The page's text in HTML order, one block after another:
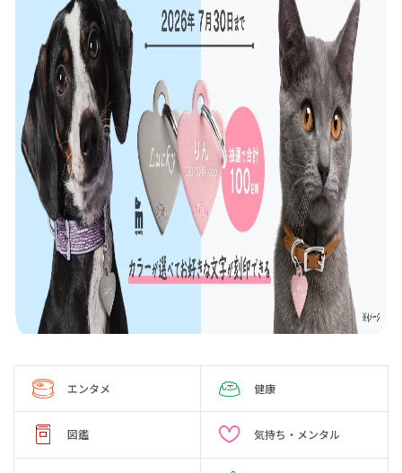
エンタメ 健康
図鑑 気持ち・メンタル